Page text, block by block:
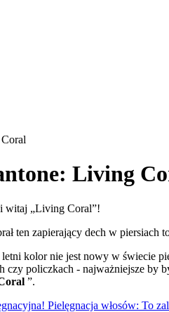
Living
witaj „Living Coral”!
ten zapierający dech w piersiach
letni kolor nie jest nowy w świecie
czy policzkach - najważniejsze by
”.
Pielęgnacja włosów: To